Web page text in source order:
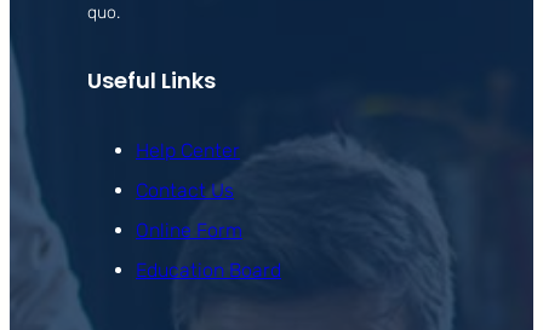
quo.
Useful Links
Help Center
Contact Us
Online Form
Education Board